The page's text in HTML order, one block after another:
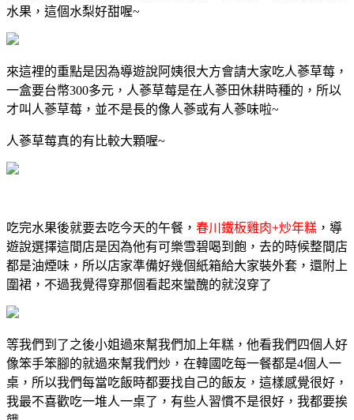
水果，這個水梨好甜喔~
來這裡的重點是因為導遊說阿姨很大方會請大家吃人蔘草莓，
一盒要台幣300多元，人蔘草莓是在人蔘田休耕時種的，所以
才叫人蔘草莓，並不是長的像人蔘或有人蔘味啦~
人蔘草莓真的有比較大顆喔~
吃完水果後就要去吃今天的午餐， 春川鐵板雞肉+炒年糕 ，導
遊說選擇這間店是因為他有可樂雪碧喝到飽，去的時候整間店
都是油煙味，所以店家準備好幾個紙箱給大家裝外套，還附上
圍裙，不過我覺得穿那個看起來蠻醜的就沒穿了
等我們到了之後小姐過來幫我們加上年糕，他看我們四個人好
像笨手笨腳的就過來幫我們炒，在韓國吃每一餐都是4個人一
桌，所以我們每當吃飯時都要找自己的飯友，這樣感覺很好，
我最不喜歡吃一堆人一桌了，有些人習慣不是很好，我都要挨